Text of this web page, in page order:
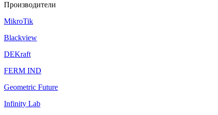
Производители
MikroTik
Blackview
DEKraft
FERM IND
Geometric Future
Infinity Lab